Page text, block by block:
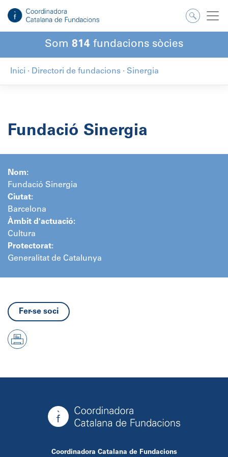
contingut
Som 814 fundacions sòcies
Inici · Directori de fundacions · Sinergia
Fundació Sinergia
Nom:
Fundació Sinergia
Ciutat:
Barcelona
Àmbit d'actuació:
Cultura
Protectorat:
Generalitat de Catalunya
Fer-se soci
Coordinadora Catalana de Fundacions